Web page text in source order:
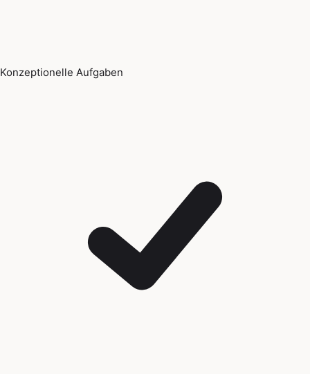
Konzeptionelle Aufgaben